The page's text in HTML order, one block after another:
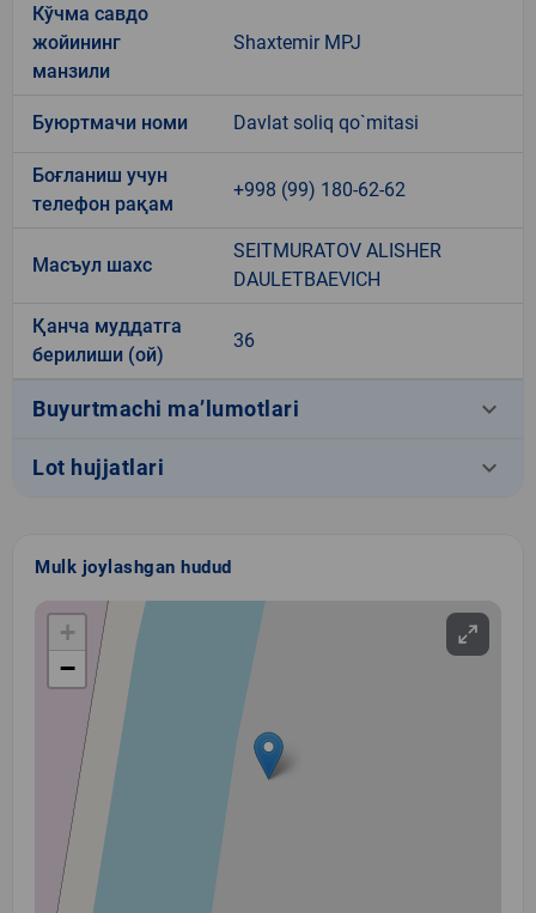
Кўчма савдо
жойининг
манзили
Shaxtemir MPJ
Буюртмачи номи Davlat soliq qo`mitasi
Боғланиш учун
телефон рақам
+998 (99) 180-62-62
Масъул шахс
SEITMURATOV ALISHER
DAULETBAEVICH
Қанча муддатга
берилиши (ой)
36
Buyurtmachi ma’lumotlari keyboard_arrow_down
Lot hujjatlari keyboard_arrow_down
Mulk joylashgan hudud
+
−